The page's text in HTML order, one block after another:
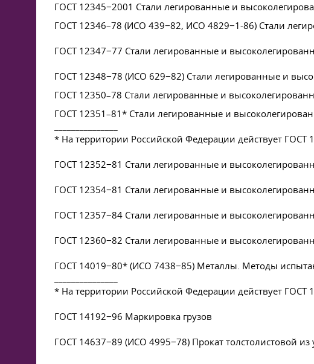
ГОСТ 12345−2001 Стали легированные и
ГОСТ 12346–78 (ИСО 439−82, ИСО 4829−1-86) Стали
ГОСТ 12347−77 Стали легированные и
ГОСТ 12348−78 (ИСО 629−82) Стали легированные и
ГОСТ 12350–78 Стали легированные и
ГОСТ 12351–81* Стали легированные и
* На территории Российской Федерации действует ГОСТ
ГОСТ 12352−81 Стали легированные и
ГОСТ 12354−81 Стали легированные и
ГОСТ 12357−84 Стали легированные и
ГОСТ 12360−82 Стали легированные и
ГОСТ 14019−80* (ИСО 7438−85) Металлы. Методы
* На территории Российской Федерации действует ГОСТ
ГОСТ 14192−96 Маркировка грузов
ГОСТ 14637−89 (ИСО 4995−78) Прокат толстолистовой из